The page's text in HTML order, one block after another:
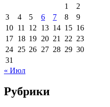
1
2
3
4 5 6 7 8
9
10 11 12 13 14 15 16
17 18 19 20 21 22 23
24 25 26 27 28 29 30
31
« Июл
Рубрики